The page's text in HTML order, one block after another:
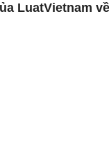
LuatVietnam